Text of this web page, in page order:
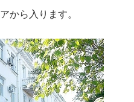
から入ります。